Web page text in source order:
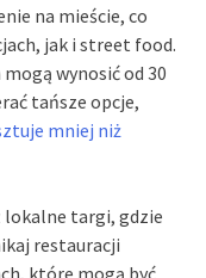
na mieście, co
jak i street food.
wynosić od 30
tańsze opcje,
mniej niż
lokalne targi, gdzie
restauracji
które mogą być